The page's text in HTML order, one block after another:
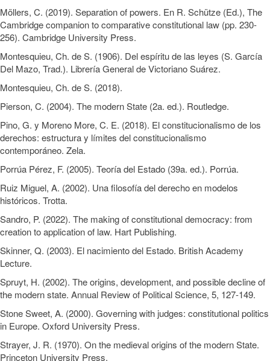
Möllers, C. (2019). Separation of powers. En R. Schütze (Ed.), The
Cambridge companion to comparative constitutional law (pp. 230-
256). Cambridge University Press.
Montesquieu, Ch. de S. (1906). Del espíritu de las leyes (S. García
Del Mazo, Trad.). Librería General de Victoriano Suárez.
Montesquieu, Ch. de S. (2018).
Pierson, C. (2004). The modern State (2a. ed.). Routledge.
Pino, G. y Moreno More, C. E. (2018). El constitucionalismo de los
derechos: estructura y límites del constitucionalismo
contemporáneo. Zela.
Porrúa Pérez, F. (2005). Teoría del Estado (39a. ed.). Porrúa.
Ruiz Miguel, A. (2002). Una filosofía del derecho en modelos
históricos. Trotta.
Sandro, P. (2022). The making of constitutional democracy: from
creation to application of law. Hart Publishing.
Skinner, Q. (2003). El nacimiento del Estado. British Academy
Lecture.
Spruyt, H. (2002). The origins, development, and possible decline of
the modern state. Annual Review of Political Science, 5, 127-149.
Stone Sweet, A. (2000). Governing with judges: constitutional politics
in Europe. Oxford University Press.
Strayer, J. R. (1970). On the medieval origins of the modern State.
Princeton University Press.